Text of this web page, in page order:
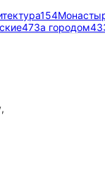
154
47За городом43